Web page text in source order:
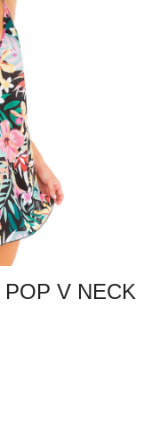
V NECK